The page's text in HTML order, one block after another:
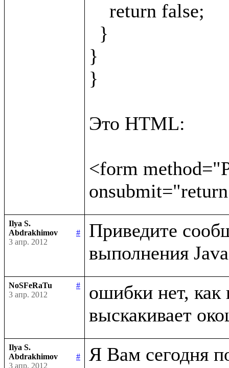
}
}
Это HTML:
<form
Ilya S.
Abdrakhimov
#
3 апр. 2012
Приведите
NoSFeRaTu
#
3 апр. 2012
ошибки нет,
Ilya S.
Abdrakhimov
#
3 апр. 2012
Я Вам сегодня